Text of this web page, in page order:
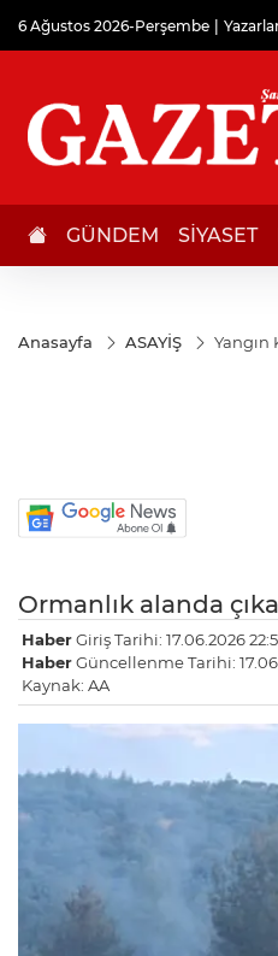
6 Ağustos 2026-Perşembe
GÜNDEM SİYASET
Anasayfa ASAYİŞ Yangın
Ormanlık alanda
HaberGiriş Tarihi: 17.06.2026
HaberGüncellenme Tarihi:
Kaynak: AA